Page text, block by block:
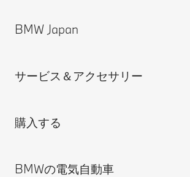
カスタマー・サポート＆お問い合わせ
見積依頼
ディーラー検索
BMW Japan
会社概要
BMW正規ディーラー採用情報
BMWのCSR活動
サービス＆アクセサリー
BMW Service
BMW純正アクセサリー
購入する
ご購入の前に
BMWの電気自動車